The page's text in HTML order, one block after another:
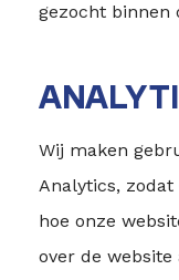
gezocht binnen
Wij maken
Analytics, zodat
hoe onze
over de